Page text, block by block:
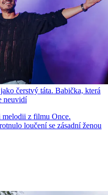
čerstvý táta. Babička, která
neuvidí
z filmu Once.
loučení se zásadní ženou